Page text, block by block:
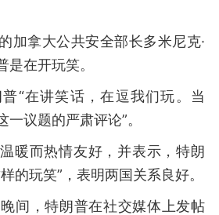
加拿大公共安全部长多米尼克·
在开玩笑。
“在讲笑话，在逗我们玩。当
议题的严肃评论”。
暖而热情友好，并表示，特朗
的玩笑”，表明两国关系良好。
间，特朗普在社交媒体上发帖